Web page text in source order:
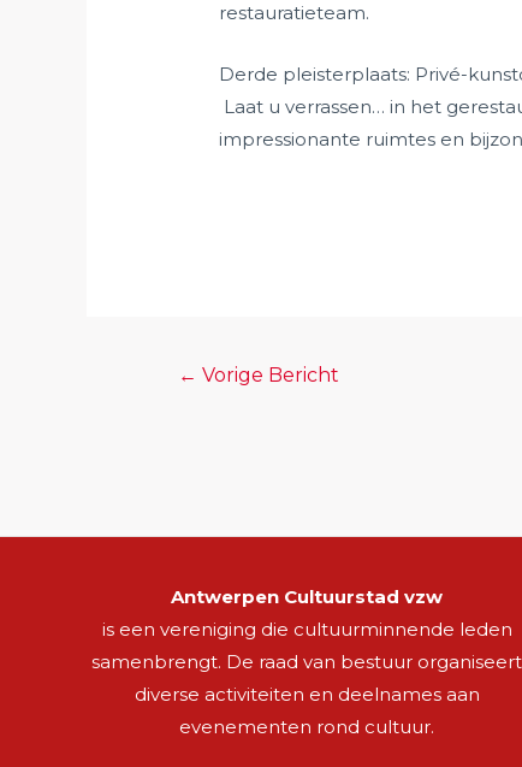
restauratieteam.
Derde pleisterplaats: Privé-
Laat u verrassen… in het
impressionante ruimtes en
← Vorige Bericht
Antwerpen Cultuurstad vzw
is een vereniging die cultuurminnende leden
samenbrengt. De raad van bestuur organiseert
diverse activiteiten en deelnames aan
evenementen rond cultuur.